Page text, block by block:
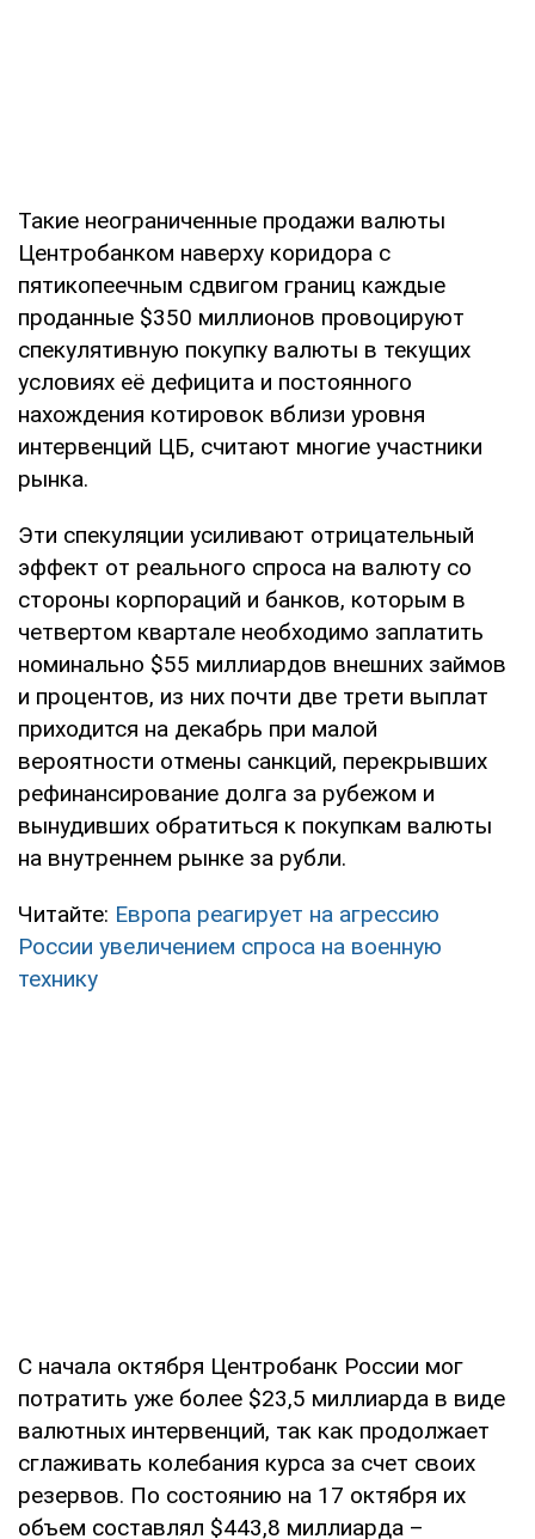
Такие неограниченные продажи валюты
Центробанком наверху коридора с
пятикопеечным сдвигом границ каждые
проданные $350 миллионов провоцируют
спекулятивную покупку валюты в текущих
условиях её дефицита и постоянного
нахождения котировок вблизи уровня
интервенций ЦБ, считают многие участники
рынка.
Эти спекуляции усиливают отрицательный
эффект от реального спроса на валюту со
стороны корпораций и банков, которым в
четвертом квартале необходимо заплатить
номинально $55 миллиардов внешних займов
и процентов, из них почти две трети выплат
приходится на декабрь при малой
вероятности отмены санкций, перекрывших
рефинансирование долга за рубежом и
вынудивших обратиться к покупкам валюты
на внутреннем рынке за рубли.
Читайте: Европа реагирует на агрессию
России увеличением спроса на военную
технику
С начала октября Центробанк России мог
потратить уже более $23,5 миллиарда в виде
валютных интервенций, так как продолжает
сглаживать колебания курса за счет своих
резервов. По состоянию на 17 октября их
объем составлял $443,8 миллиарда –